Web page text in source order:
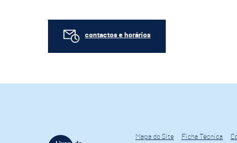
contactos e horários
Mapa do Site Ficha Técnica